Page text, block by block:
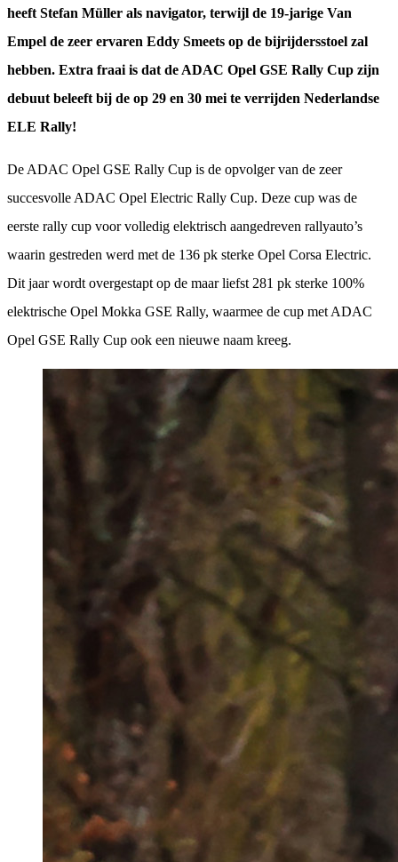
heeft Stefan Müller als navigator, terwijl de 19-jarige Van
Empel de zeer ervaren Eddy Smeets op de bijrijdersstoel zal
hebben. Extra fraai is dat de ADAC Opel GSE Rally Cup zijn
debuut beleeft bij de op 29 en 30 mei te verrijden Nederlandse
ELE Rally!
De ADAC Opel GSE Rally Cup is de opvolger van de zeer
succesvolle ADAC Opel Electric Rally Cup. Deze cup was de
eerste rally cup voor volledig elektrisch aangedreven rallyauto’s
waarin gestreden werd met de 136 pk sterke Opel Corsa Electric.
Dit jaar wordt overgestapt op de maar liefst 281 pk sterke 100%
elektrische Opel Mokka GSE Rally, waarmee de cup met ADAC
Opel GSE Rally Cup ook een nieuwe naam kreeg.